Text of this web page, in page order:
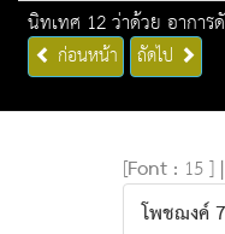
นิทเทศ 12 ว่าด้วย อากา
ก่อนหน้า ถัดไป
[Font : 15 ] |
โพชฌงค์